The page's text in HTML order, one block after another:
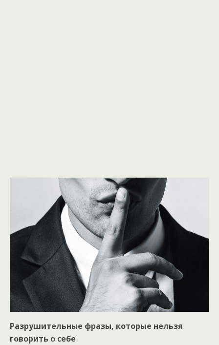
Разрушительные фразы, которые нельзя
говорить о себе